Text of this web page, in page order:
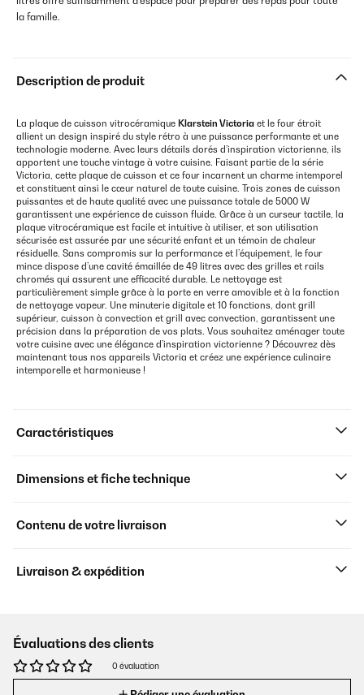
la famille.
Description de produit
La plaque de cuisson vitrocéramique Klarstein Victoria et le four étroit
allient un design inspiré du style rétro à une puissance performante et une
technologie moderne. Avec leurs détails dorés d’inspiration victorienne, ils
apportent une touche vintage à votre cuisine. Faisant partie de la série
Victoria, cette plaque de cuisson et ce four incarnent un charme intemporel
et constituent ainsi le cœur naturel de toute cuisine. Trois zones de cuisson
puissantes et de haute qualité avec une puissance totale de 5000 W
garantissent une expérience de cuisson fluide. Grâce à un curseur tactile, la
plaque vitrocéramique est facile et intuitive à utiliser, et son utilisation
sécurisée est assurée par une sécurité enfant et un témoin de chaleur
résiduelle. Sans compromis sur la performance et l’équipement, le four
mince dispose d’une cavité émaillée de 49 litres avec des grilles et rails
chromés qui assurent une efficacité durable. Le nettoyage est
particulièrement simple grâce à la porte en verre amovible et à la fonction
de nettoyage vapeur. Une minuterie digitale et 10 fonctions, dont grill
supérieur, cuisson à convection et grill avec convection, garantissent une
précision dans la préparation de vos plats. Vous souhaitez aménager toute
votre cuisine avec une élégance d’inspiration victorienne ? Découvrez dès
maintenant tous nos appareils Victoria et créez une expérience culinaire
intemporelle et harmonieuse !
Caractéristiques
Dimensions et fiche technique
Contenu de votre livraison
Livraison & expédition
Évaluations des clients
0 évaluation